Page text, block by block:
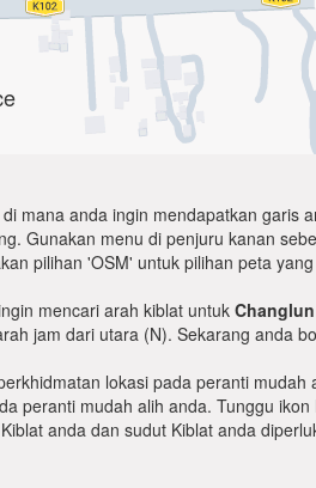
mana anda ingin mendapatkan garis
Gunakan menu di penjuru kanan
pilihan 'OSM' untuk pilihan peta
mencari arah kiblat untuk Changlun
jam dari utara (N). Sekarang anda
lokasi pada peranti
peranti mudah alih anda. Tunggu
anda dan sudut Kiblat anda